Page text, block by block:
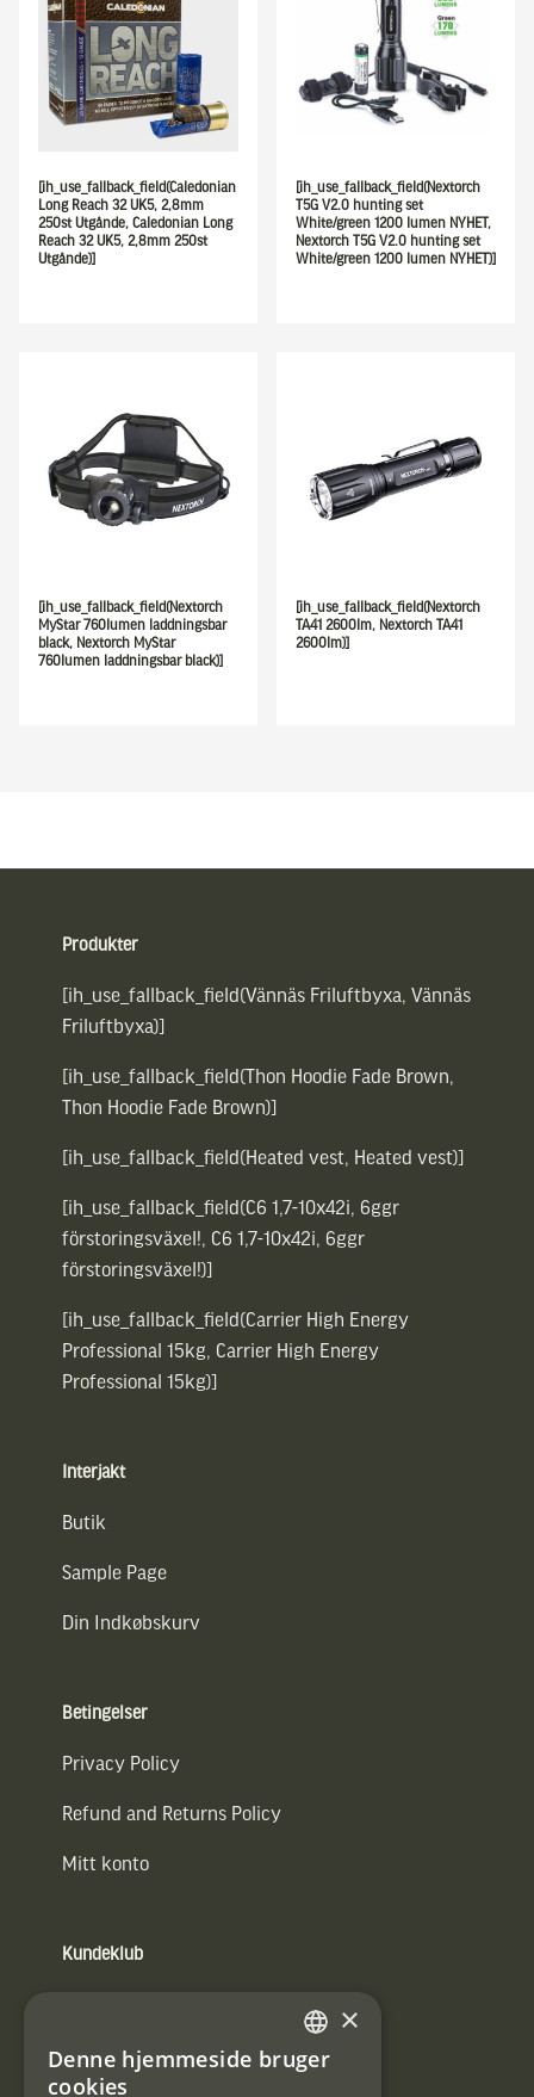
[ih_use_fallback_field(Caledonian
Long Reach 32 UK5, 2,8mm
250st Utgånde, Caledonian Long
Reach 32 UK5, 2,8mm 250st
Utgånde)]
[ih_use_fallback_field(Nextorch
T5G V2.0 hunting set
White/green 1200 lumen NYHET,
Nextorch T5G V2.0 hunting set
White/green 1200 lumen NYHET)]
[ih_use_fallback_field(Nextorch
MyStar 760lumen laddningsbar
black, Nextorch MyStar
760lumen laddningsbar black)]
[ih_use_fallback_field(Nextorch
TA41 2600lm, Nextorch TA41
2600lm)]
Produkter
[ih_use_fallback_field(Vännäs Friluftbyxa, Vännäs
Friluftbyxa)]
[ih_use_fallback_field(Thon Hoodie Fade Brown,
Thon Hoodie Fade Brown)]
[ih_use_fallback_field(Heated vest, Heated vest)]
[ih_use_fallback_field(C6 1,7-10x42i, 6ggr
förstoringsväxel!, C6 1,7-10x42i, 6ggr
förstoringsväxel!)]
[ih_use_fallback_field(Carrier High Energy
Professional 15kg, Carrier High Energy
Professional 15kg)]
Interjakt
Butik
Sample Page
Din Indkøbskurv
Betingelser
Privacy Policy
Refund and Returns Policy
Mitt konto
Kundeklub
E-
SWEDISH
×
Denne hjemmeside bruger
cookies